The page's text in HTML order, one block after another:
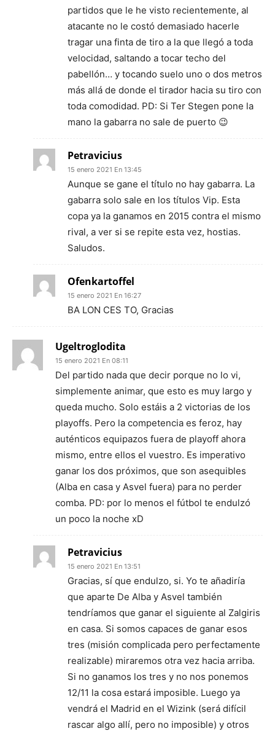
partidos que le he visto recientemente, al
atacante no le costó demasiado hacerle
tragar una finta de tiro a la que llegó a toda
velocidad, saltando a tocar techo del
pabellón… y tocando suelo uno o dos metros
más allá de donde el tirador hacia su tiro con
toda comodidad. PD: Si Ter Stegen pone la
mano la gabarra no sale de puerto 😉
Petravicius
15 enero 2021 En 13:45
Aunque se gane el título no hay gabarra. La
gabarra solo sale en los títulos Vip. Esta
copa ya la ganamos en 2015 contra el mismo
rival, a ver si se repite esta vez, hostias.
Saludos.
Ofenkartoffel
15 enero 2021 En 16:27
BA LON CES TO, Gracias
Ugeltroglodita
15 enero 2021 En 08:11
Del partido nada que decir porque no lo vi,
simplemente animar, que esto es muy largo y
queda mucho. Solo estáis a 2 victorias de los
playoffs. Pero la competencia es feroz, hay
auténticos equipazos fuera de playoff ahora
mismo, entre ellos el vuestro. Es imperativo
ganar los dos próximos, que son asequibles
(Alba en casa y Asvel fuera) para no perder
comba. PD: por lo menos el fútbol te endulzó
un poco la noche xD
Petravicius
15 enero 2021 En 13:51
Gracias, sí que endulzo, si. Yo te añadiría
que aparte De Alba y Asvel también
tendríamos que ganar el siguiente al Zalgiris
en casa. Si somos capaces de ganar esos
tres (misión complicada pero perfectamente
realizable) miraremos otra vez hacia arriba.
Si no ganamos los tres y no nos ponemos
12/11 la cosa estará imposible. Luego ya
vendrá el Madrid en el Wizink (será difícil
rascar algo allí, pero no imposible) y otros